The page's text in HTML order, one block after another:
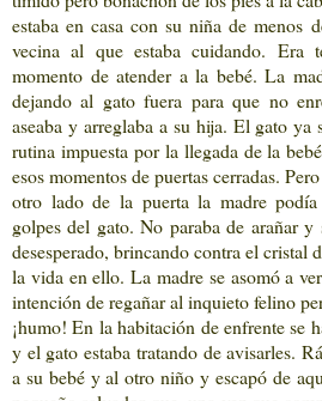
estaba en casa con su niña de menos
vecina al que estaba cuidando. Era
momento de atender a la bebé. La
dejando al gato fuera para que no
aseaba y arreglaba a su hija. El gato ya
rutina impuesta por la llegada de la
esos momentos de puertas cerradas.
otro lado de la puerta la madre
golpes del gato. No paraba de arañar
desesperado, brincando contra el cristal
la vida en ello. La madre se asomó a
intención de regañar al inquieto felino
¡humo! En la habitación de enfrente se
y el gato estaba tratando de avisarles.
a su bebé y al otro niño y escapó de